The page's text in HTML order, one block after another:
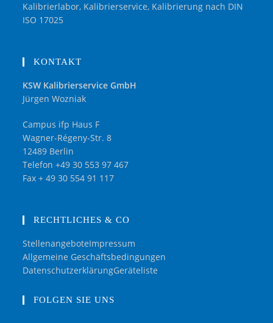
Kalibrierlabor, Kalibrierservice, Kalibrierung nach DIN
ISO 17025
KONTAKT
KSW Kalibrierservice GmbH
Jürgen Wozniak
Campus ifp Haus F
Wagner-Régeny-Str. 8
12489 Berlin
Telefon +49 30 553 97 467
Fax + 49 30 554 91 117
RECHTLICHES & CO
StellenangeboteImpressum
Allgemeine Geschäftsbedingungen
DatenschutzerklärungGeräteliste
FOLGEN SIE UNS